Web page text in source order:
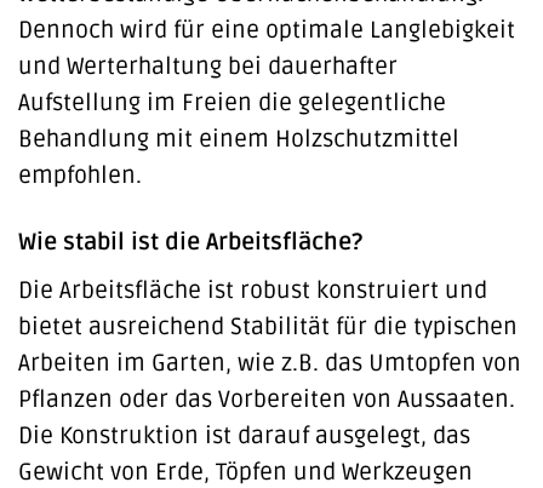
Dennoch wird für eine optimale Langlebigkeit
und Werterhaltung bei dauerhafter
Aufstellung im Freien die gelegentliche
Behandlung mit einem Holzschutzmittel
empfohlen.
Wie stabil ist die Arbeitsfläche?
Die Arbeitsfläche ist robust konstruiert und
bietet ausreichend Stabilität für die typischen
Arbeiten im Garten, wie z.B. das Umtopfen von
Pflanzen oder das Vorbereiten von Aussaaten.
Die Konstruktion ist darauf ausgelegt, das
Gewicht von Erde, Töpfen und Werkzeugen